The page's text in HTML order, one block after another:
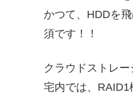
かつて、HDDを
須です！！
クラウドストレ
宅内では、RAID1